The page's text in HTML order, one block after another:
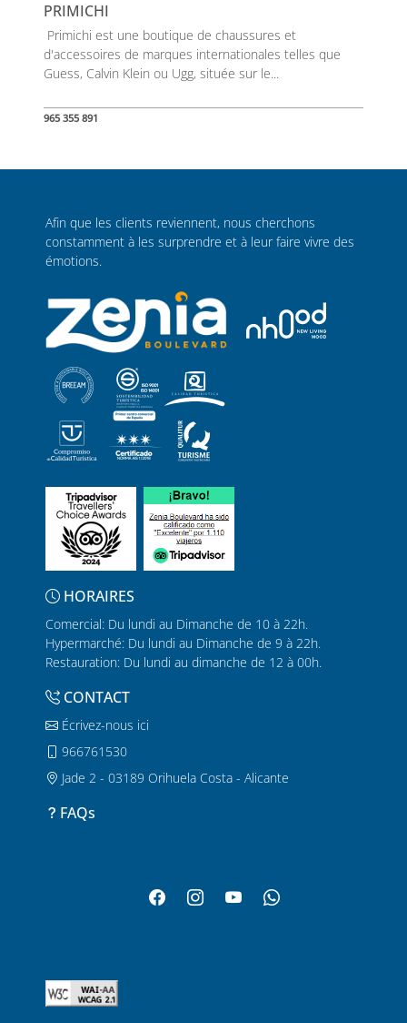
PRIMICHI
Primichi est une boutique de chaussures et
d'accessoires de marques internationales telles que
Guess, Calvin Klein ou Ugg, située sur le...
965 355 891
Afin que les clients reviennent, nous cherchons
constamment à les surprendre et à leur faire vivre des
émotions.
HORAIRES
Comercial: Du lundi au Dimanche de 10 à 22h.
Hypermarché: Du lundi au Dimanche de 9 à 22h.
Restauration: Du lundi au dimanche de 12 à 00h.
CONTACT
Écrivez-nous ici
966761530
Jade 2 - 03189 Orihuela Costa - Alicante
FAQs